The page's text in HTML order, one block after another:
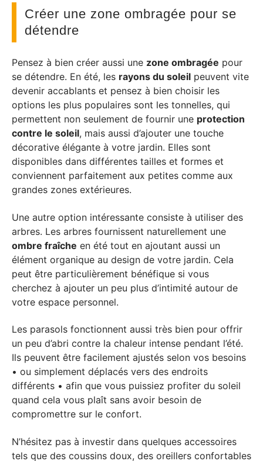
Créer une zone ombragée pour se
détendre
Pensez à bien créer aussi une zone ombragée pour
se détendre. En été, les rayons du soleil peuvent vite
devenir accablants et pensez à bien choisir les
options les plus populaires sont les tonnelles, qui
permettent non seulement de fournir une protection
contre le soleil, mais aussi d’ajouter une touche
décorative élégante à votre jardin. Elles sont
disponibles dans différentes tailles et formes et
conviennent parfaitement aux petites comme aux
grandes zones extérieures.
Une autre option intéressante consiste à utiliser des
arbres. Les arbres fournissent naturellement une
ombre fraîche en été tout en ajoutant aussi un
élément organique au design de votre jardin. Cela
peut être particulièrement bénéfique si vous
cherchez à ajouter un peu plus d’intimité autour de
votre espace personnel.
Les parasols fonctionnent aussi très bien pour offrir
un peu d’abri contre la chaleur intense pendant l’été.
Ils peuvent être facilement ajustés selon vos besoins
• ou simplement déplacés vers des endroits
différents • afin que vous puissiez profiter du soleil
quand cela vous plaît sans avoir besoin de
compromettre sur le confort.
N’hésitez pas à investir dans quelques accessoires
tels que des coussins doux, des oreillers confortables